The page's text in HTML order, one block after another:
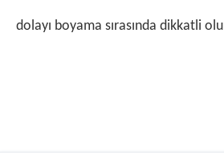
dolayı boyama sırasında dikkatli